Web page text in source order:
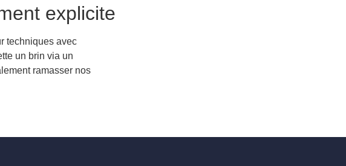
explicite
techniques avec
un brin via un
ramasser nos